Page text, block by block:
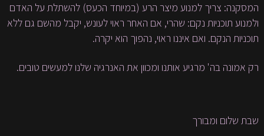
המסקנה: צריך למנוע מיצר הרע (במיוחד הכעס) להשתלת על האדם
ולמנוע תוכניות נקם: שהרי, אם האחר ראוי לעונש, יקבל מהשם גם ללא
תוכניות הנקם. ואם איננו ראוי, נהפוך הוא יקרה.
רק אמונה בה' מרגיע אותנו ומכוון את האנרגיה שלנו למעשים טובים.
שבת שלום ומבורך